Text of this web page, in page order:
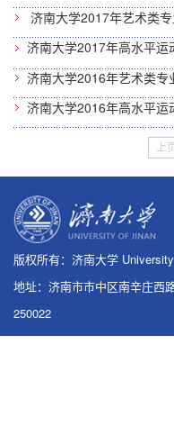
济南大学2017年艺术类
济南大学2017年高水平
济南大学2016年艺术类专
济南大学2016年高水平
上
版权所有：济南大学
地址：济南市市中区南辛庄西
250022